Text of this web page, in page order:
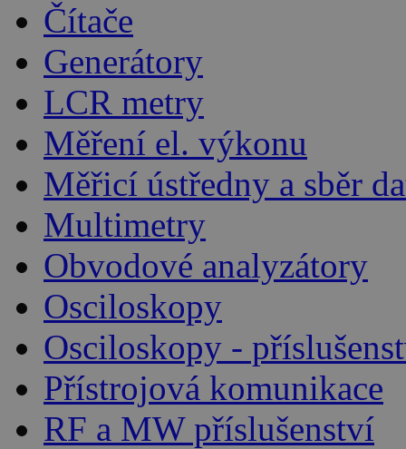
Čítače
Generátory
LCR metry
Měření el. výkonu
Měřicí ústředny a sběr
Multimetry
Obvodové analyzátory
Osciloskopy
Osciloskopy -
Přístrojová komunikace
RF a MW příslušenství